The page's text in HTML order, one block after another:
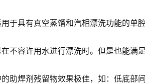
于具有真空蒸馏和汽相漂洗功能的单
不容许用水进行漂洗时。但是也能满
助焊剂残留物效果极佳，如：低底部